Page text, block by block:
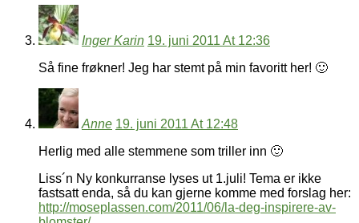
Inger Karin 19. juni 2011 At 12:36
Så fine frøkner! Jeg har stemt på min favoritt her! 🙂
Anne 19. juni 2011 At 12:48
Herlig med alle stemmene som triller inn 🙂
Liss´n Ny konkurranse lyses ut 1.juli! Tema er ikke
fastsatt enda, så du kan gjerne komme med forslag her:
http://moseplassen.com/2011/06/la-deg-inspirere-av-